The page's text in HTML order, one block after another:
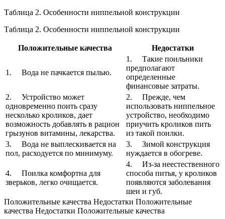
Таблица 2. Особенности ниппельной конструкции
Таблица 2. Особенности ниппельной конструкции
Положительные качества Недостатки
1. Вода не пачкается пылью.
1. Такие поильники
предполагают
определенные
финансовые затраты.
2. Устройство может
одновременно поить сразу
несколько кроликов, дает
возможность добавлять в рацион
грызунов витамины, лекарства.
2. Прежде, чем
использовать ниппельное
устройство, необходимо
приучить кроликов пить
из такой поилки.
3. Вода не выплескивается на
пол, расходуется по минимуму.
3. Зимой конструкция
нуждается в обогреве.
4. Поилка комфортна для
зверьков, легко очищается.
4. Из-за неестественного
способа питья, у кроликов
появляются заболевания
шеи и губ.
Положительные качества Недостатки Положительные
качества Недостатки Положительные качества